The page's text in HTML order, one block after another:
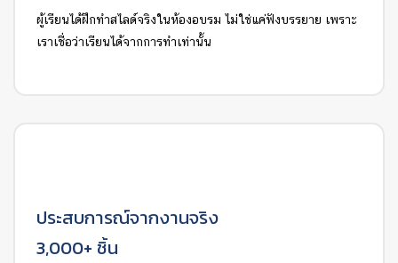
ผู้เรียนได้ฝึกทำสไลด์จริงในห้องอบรม ไม่ใช่แค่ฟังบรรยาย เพราะ
เราเชื่อว่าเรียนได้จากการทำเท่านั้น
ประสบการณ์จากงานจริง
3,000+ ชิ้น